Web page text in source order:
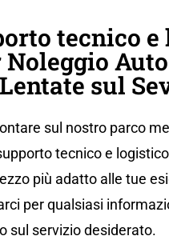
tecnico
Noleggio
Lentate sul
sul nostro parco
tecnico e
più adatto alle tue
per qualsiasi
sul servizio desiderato.